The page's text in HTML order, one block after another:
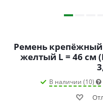
Ремень крепёжный
желтый L = 46 см
В наличии (10)